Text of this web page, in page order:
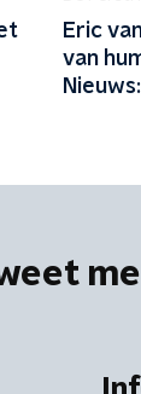
Eric
van